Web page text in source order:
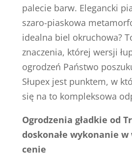
palecie barw. Elegancki
szaro-piaskowa
idealna biel okruchowa?
znaczenia, której wersji
ogrodzeń Państwo
Słupex jest punktem, w
się na to kompleksowa
Ogrodzenia gładkie od
doskonałe wykonanie w
cenie